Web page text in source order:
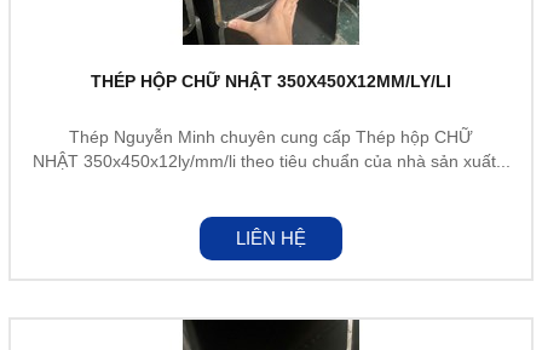
THÉP HỘP CHỮ NHẬT 350X450X12MM/LY/LI
Thép Nguyễn Minh chuyên cung cấp Thép hộp CHỮ
NHẬT 350x450x12ly/mm/li theo tiêu chuẩn của nhà sản xuất...
LIÊN HỆ